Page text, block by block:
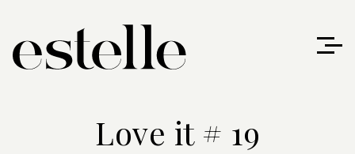
Love it # 19